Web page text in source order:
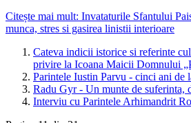
Citește mai mult: Invataturile Sfantului
munca, stres si gasirea linistii interioare
Cateva indicii istorice si referinte
privire la Icoana Maicii Domnului
Parintele Iustin Parvu - cinci ani de
Radu Gyr - Un munte de suferinta,
Interviu cu Parintele Arhimandrit